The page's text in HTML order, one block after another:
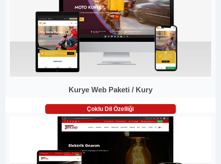
Kurye Web Paketi / Kury
Çoklu Dil Özelliği